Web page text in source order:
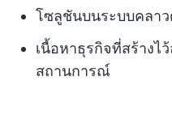
โซลูชันบนระบบคลา
เนื้อหาธุรกิจที่สร้างไ
สถานการณ์